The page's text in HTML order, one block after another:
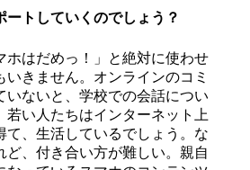
トしていくのでしょう？
はだめっ！」と絶対に使わせ
いきません。オンラインのコミ
いないと、学校での会話につい
若い人たちはインターネット上
て、生活しているでしょう。な
ど、付き合い方が難しい。親自